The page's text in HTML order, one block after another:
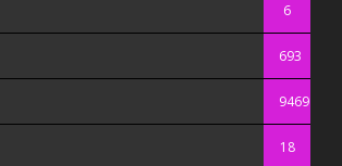
6
693
9469
18